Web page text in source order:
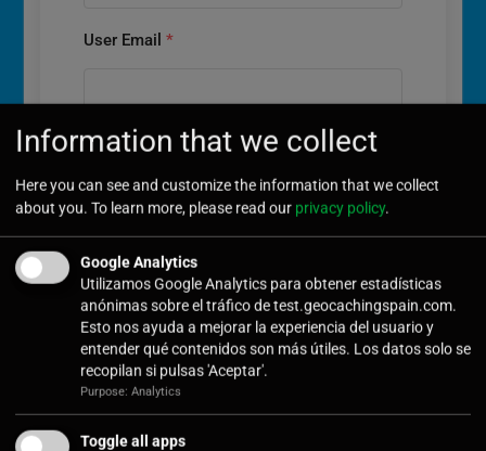
User Email *
User Password*
Submit
Information that we collect
Here you can see and customize the information that we collect
about you. To learn more, please read our privacy policy.
Google Analytics
Utilizamos Google Analytics para obtener estadísticas
anónimas sobre el tráfico de test.geocachingspain.com.
Esto nos ayuda a mejorar la experiencia del usuario y
entender qué contenidos son más útiles. Los datos solo se
recopilan si pulsas 'Aceptar'.
Purpose: Analytics
Toggle all apps